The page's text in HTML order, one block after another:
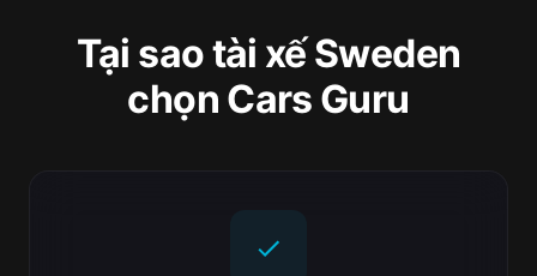
Tại sao tài xế Sweden
chọn Cars Guru